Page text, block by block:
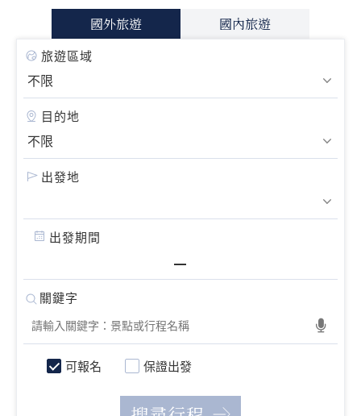
國外旅遊 國內旅遊
旅遊區域
目的地
出發地
出發期間
可報名 保證出發